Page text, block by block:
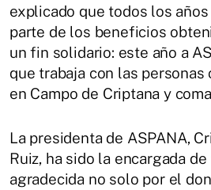
explicado que todos los
parte de los beneficios
un fin solidario: este año a
que trabaja con las personas
en Campo de Criptana y
La presidenta de ASPANA,
Ruiz, ha sido la encargada
agradecida no solo por el